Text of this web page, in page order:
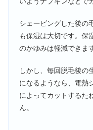
シェービングした後の
も保湿は大切です。保
のかゆみは軽減できま
しかし、毎回脱毛後の
になるようなら、電熱
によってカットするた
ん。